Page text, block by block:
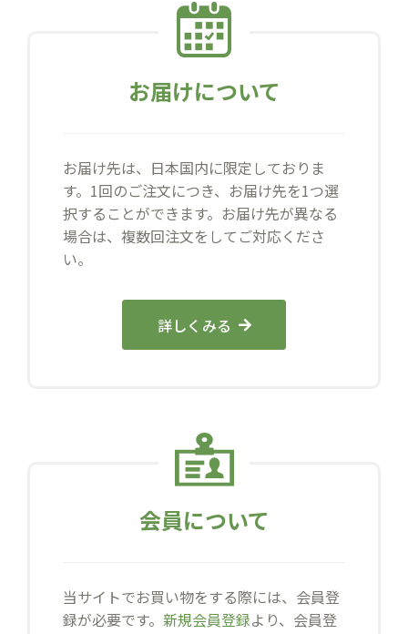
お届けについて
お届け先は、日本国内に限定しておりま
す。1回のご注文につき、お届け先を1つ選
択することができます。お届け先が異なる
場合は、複数回注文をしてご対応くださ
い。
詳しくみる
会員について
当サイトでお買い物をする際には、会員登
録が必要です。 新規会員登録より、会員登